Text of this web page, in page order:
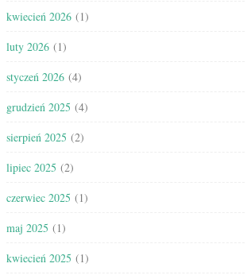
kwiecień 2026 (1)
luty 2026 (1)
styczeń 2026 (4)
grudzień 2025 (4)
sierpień 2025 (2)
lipiec 2025 (2)
czerwiec 2025 (1)
maj 2025 (1)
kwiecień 2025 (1)